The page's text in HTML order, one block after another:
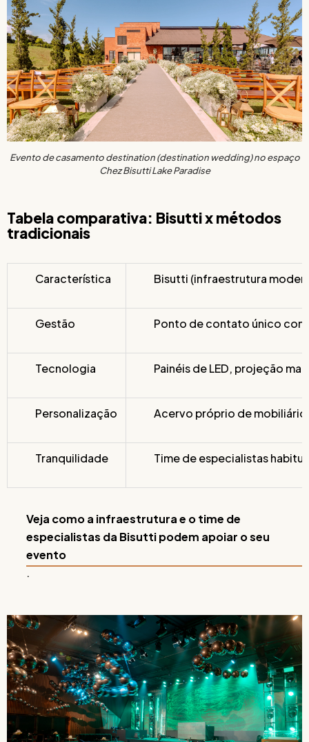
Evento de casamento destination (destination wedding) no espaço
Chez Bisutti Lake Paradise
Tabela comparativa: Bisutti x métodos
tradicionais
Característica Bisutti (infraestrutura
Gestão Ponto de contato único
Tecnologia Painéis de LED, projeção
Personalização Acervo próprio de
Tranquilidade Time de especialistas
Veja como a infraestrutura e o time de
especialistas da Bisutti podem apoiar o seu
evento
.